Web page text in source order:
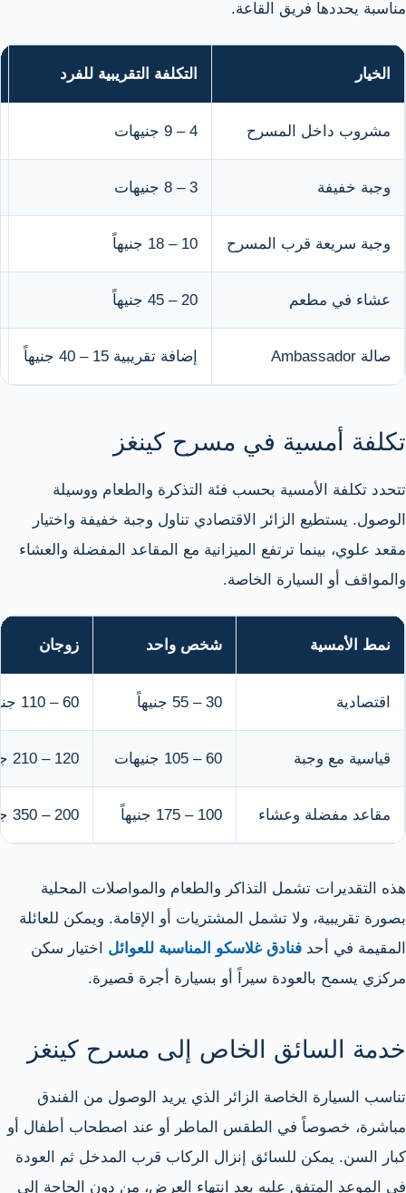
مناسبة يحددها فريق القاعة.
الخيار التكلفة التقريبية للفرد
مشروب داخل المسرح 4 – 9 جنيهات
وجبة خفيفة 3 – 8 جنيهات
وجبة سريعة قرب المسرح 10 – 18 جنيهاً
عشاء في مطعم 20 – 45 جنيهاً
صالة Ambassador إضافة تقريبية 15 – 40 جنيهاً
تكلفة أمسية في مسرح كينغز
تتحدد تكلفة الأمسية بحسب فئة التذكرة والطعام ووسيلة
الوصول. يستطيع الزائر الاقتصادي تناول وجبة خفيفة واختيار
مقعد علوي، بينما ترتفع الميزانية مع المقاعد المفضلة والعشاء
والمواقف أو السيارة الخاصة.
نمط الأمسية شخص واحد زوجان
اقتصادية 30 – 55 جنيهاً 60 – 110 جنيهات
قياسية مع وجبة 60 – 105 جنيهات 120 – 210 جنيهات
مقاعد مفضلة وعشاء 100 – 175 جنيهاً 200 – 350 جنيهاً
هذه التقديرات تشمل التذاكر والطعام والمواصلات المحلية
بصورة تقريبية، ولا تشمل المشتريات أو الإقامة. ويمكن للعائلة
المقيمة في أحد فنادق غلاسكو المناسبة للعوائل اختيار سكن
مركزي يسمح بالعودة سيراً أو بسيارة أجرة قصيرة.
خدمة السائق الخاص إلى مسرح كينغز
تناسب السيارة الخاصة الزائر الذي يريد الوصول من الفندق
مباشرة، خصوصاً في الطقس الماطر أو عند اصطحاب أطفال أو
كبار السن. يمكن للسائق إنزال الركاب قرب المدخل ثم العودة
في الموعد المتفق عليه بعد انتهاء العرض، من دون الحاجة إلى